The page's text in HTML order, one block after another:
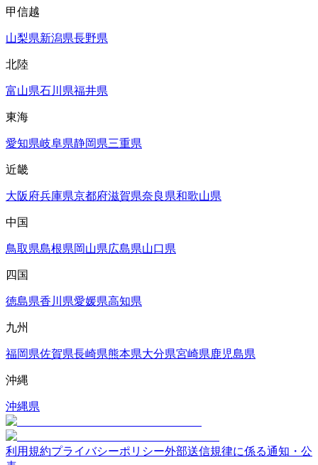
甲信越
山梨県新潟県長野県
北陸
富山県石川県福井県
東海
愛知県岐阜県静岡県三重県
近畿
大阪府兵庫県京都府滋賀県奈良県和歌山県
中国
鳥取県島根県岡山県広島県山口県
四国
徳島県香川県愛媛県高知県
九州
福岡県佐賀県長崎県熊本県大分県宮崎県鹿児島県
沖縄
沖縄県
利用規約プライバシーポリシー外部送信規律に係る通知・公